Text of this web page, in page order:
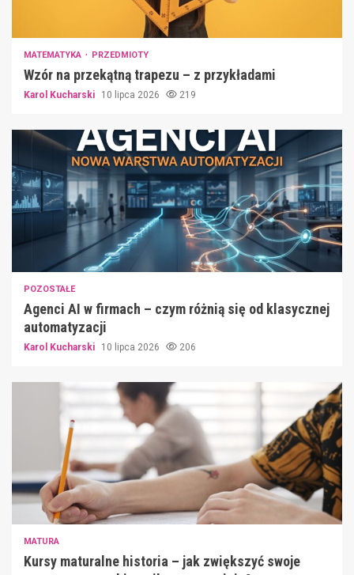
MATEMATYKA PRZEDMIOTY
Wzór na przekątną trapezu – z przykładami
Karol Kucharski 10 lipca 2026 219
POZOSTAŁE
Agenci AI w firmach – czym różnią się od klasycznej
automatyzacji
Karol Kucharski 10 lipca 2026 206
MATURA
Kursy maturalne historia – jak zwiększyć swoje